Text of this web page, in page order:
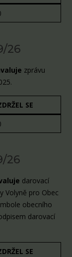
26
zprávu
SE
26
darovací
Volyně pro Obec
obecního
darovací
SE